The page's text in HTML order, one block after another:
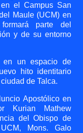
en el Campus San
Maule (UCM) en
parte del
y de su entorno
en un espacio de
hito identitario
de Talca.
Apostólico en
Kurian Mathew
del Obispo de
Mons. Galo